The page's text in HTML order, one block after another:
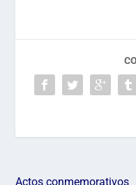
Actos conmemorativos